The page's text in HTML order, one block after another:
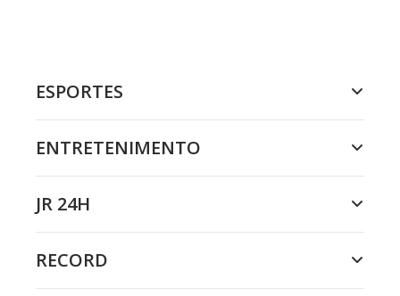
ESPORTES
ENTRETENIMENTO
JR 24H
RECORD